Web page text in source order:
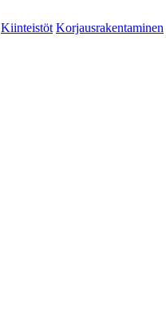
Kiinteistöt Korjausrakentaminen